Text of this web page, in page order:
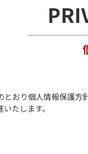
おり個人情報保護方
たします。